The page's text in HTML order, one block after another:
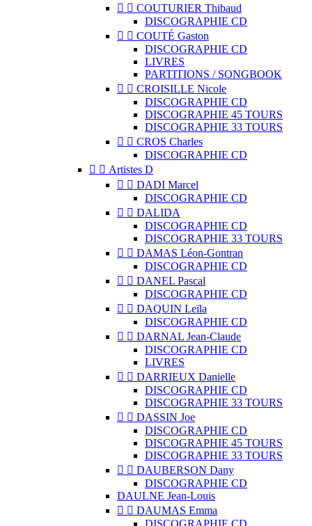
  COUTURIER Thibaud
DISCOGRAPHIE CD
  COUTÉ Gaston
DISCOGRAPHIE CD
LIVRES
PARTITIONS / SONGBOOK
  CROISILLE Nicole
DISCOGRAPHIE CD
DISCOGRAPHIE 45 TOURS
DISCOGRAPHIE 33 TOURS
  CROS Charles
DISCOGRAPHIE CD
  Artistes D
  DADI Marcel
DISCOGRAPHIE CD
  DALIDA
DISCOGRAPHIE CD
DISCOGRAPHIE 33 TOURS
  DAMAS Léon-Gontran
DISCOGRAPHIE CD
  DANEL Pascal
DISCOGRAPHIE CD
  DAQUIN Leïla
DISCOGRAPHIE CD
  DARNAL Jean-Claude
DISCOGRAPHIE CD
LIVRES
  DARRIEUX Danielle
DISCOGRAPHIE CD
DISCOGRAPHIE 33 TOURS
  DASSIN Joe
DISCOGRAPHIE CD
DISCOGRAPHIE 45 TOURS
DISCOGRAPHIE 33 TOURS
  DAUBERSON Dany
DISCOGRAPHIE CD
DAULNE Jean-Louis
  DAUMAS Emma
DISCOGRAPHIE CD